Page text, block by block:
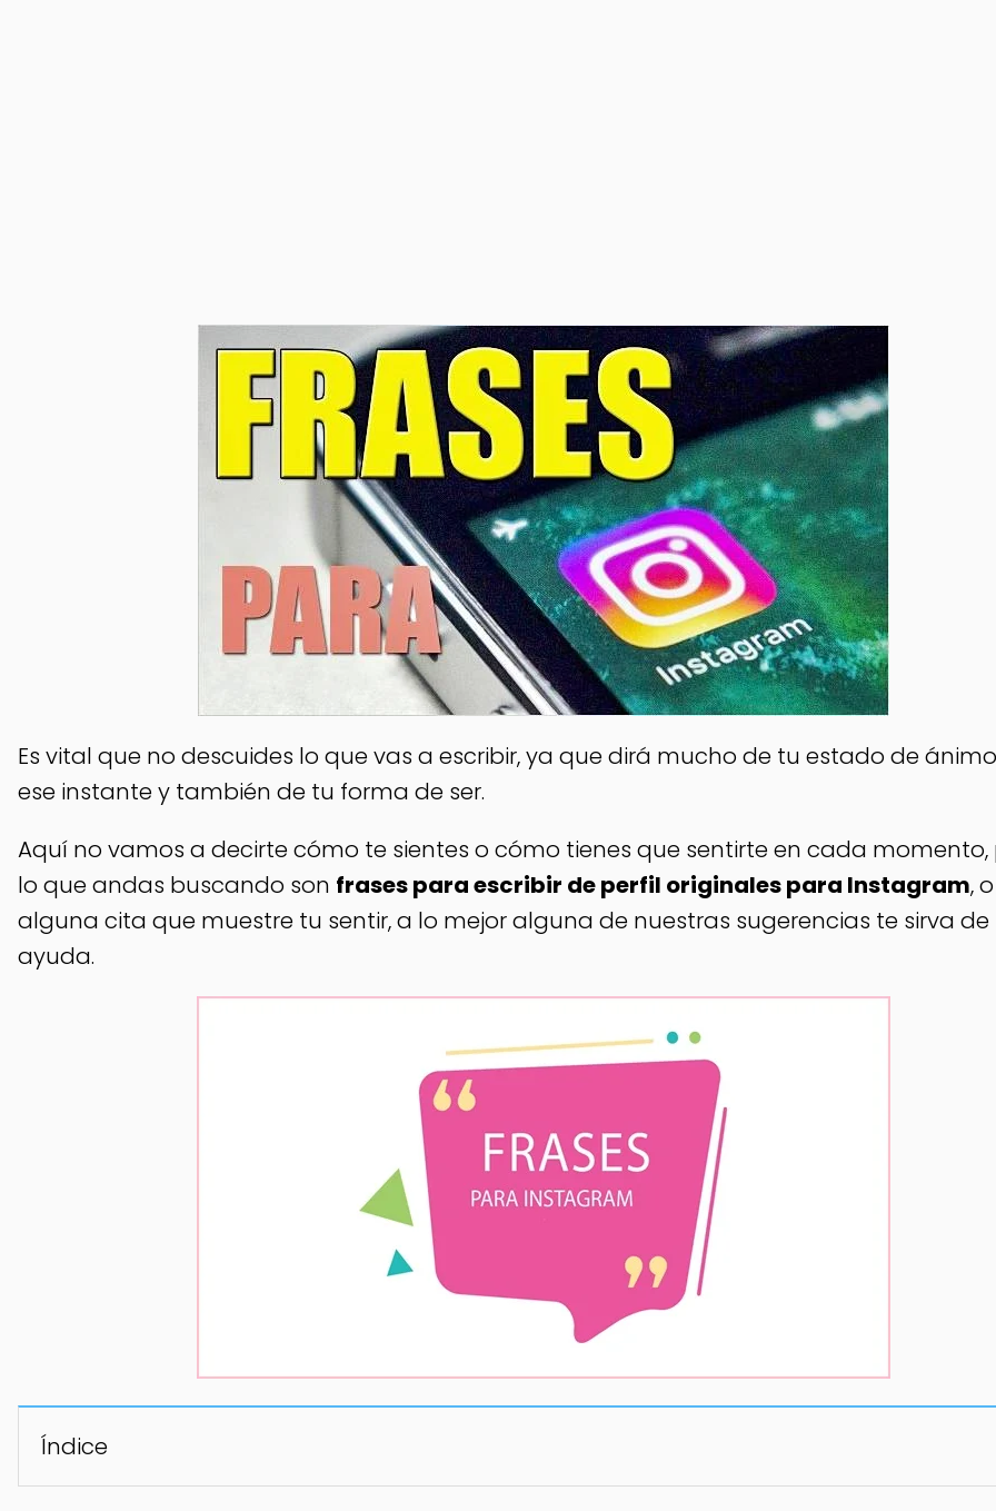
Es vital que no descuides lo que vas a escribir, ya que dirá mucho de tu estado de
ese instante y también de tu forma de ser.
Aquí no vamos a decirte cómo te sientes o cómo tienes que sentirte en cada momento,
lo que andas buscando son frases para escribir de perfil originales para Instagram, o
alguna cita que muestre tu sentir, a lo mejor alguna de nuestras sugerencias te sirva de
ayuda.
Índice